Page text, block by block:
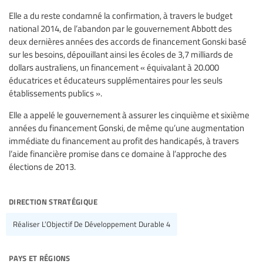
Elle a du reste condamné la confirmation, à travers le budget
national 2014, de l’abandon par le gouvernement Abbott des
deux dernières années des accords de financement Gonski basé
sur les besoins, dépouillant ainsi les écoles de 3,7 milliards de
dollars australiens, un financement « équivalant à 20.000
éducatrices et éducateurs supplémentaires pour les seuls
établissements publics ».
Elle a appelé le gouvernement à assurer les cinquième et sixième
années du financement Gonski, de même qu’une augmentation
immédiate du financement au profit des handicapés, à travers
l’aide financière promise dans ce domaine à l’approche des
élections de 2013.
direction stratégique
Réaliser L’Objectif De Développement Durable 4
pays et régions